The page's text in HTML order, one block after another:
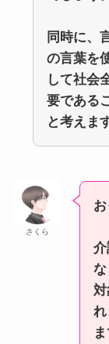
同時に、
の言葉を
して社会
要である
と考えま
さくら
れ